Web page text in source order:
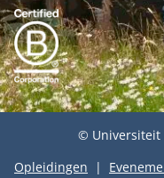
© Universiteit
Opleidingen